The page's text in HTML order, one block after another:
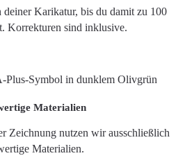
deiner Karikatur, bis du damit zu 100
Korrekturen sind inklusive.
Materialien
Zeichnung nutzen wir ausschließlich
Materialien.